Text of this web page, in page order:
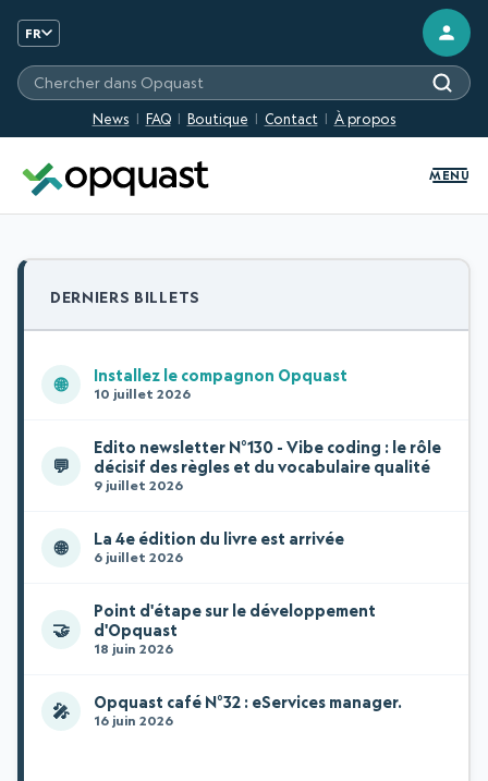
FR
News FAQ Boutique Contact À propos
Chercher sur les sites Opquast
MENU
DERNIERS BILLETS
🌐 Installez le compagnon Opquast
10 juillet 2026
💬
Edito newsletter N°130 - Vibe coding : le rôle
décisif des règles et du vocabulaire qualité
9 juillet 2026
🌐 La 4e édition du livre est arrivée
6 juillet 2026
🤝
Point d'étape sur le développement
d'Opquast
18 juin 2026
🎤 Opquast café N°32 : eServices manager.
16 juin 2026